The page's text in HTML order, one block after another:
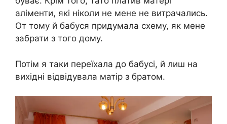
аліменти, які ніколи не мене не витрачались.
От тому й бабуся придумала схему, як мене
забрати з того дому.
Потім я таки переїхала до бабусі, й лиш на
вихідні відвідувала матір з братом.